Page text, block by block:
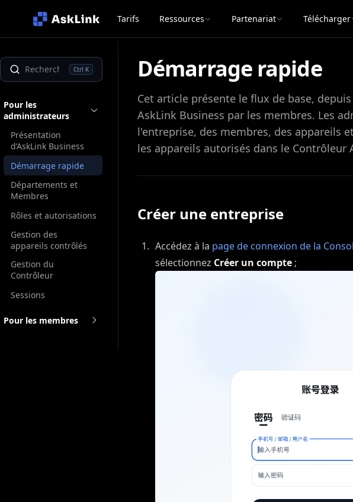
Tarifs Ressources Partenariat Télécharger
Ctrl K
Pour les
administrateurs
Présentation
d’AskLink Business
Démarrage rapide
Départements et
Membres
Rôles et autorisations
Gestion des
appareils contrôlés
Gestion du
Contrôleur
Sessions
Pour les membres
Démarrage rapide
Cet article présente le flux de base,
AskLink Business par les membres. Les
l'entreprise, des membres, des appareils
les appareils autorisés dans le Contrôleur
Créer une entreprise
Accédez à la page de connexion de la
sélectionnez Créer un compte ;